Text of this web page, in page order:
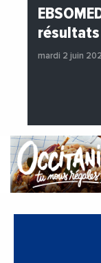
#BuzzNews
#Entreprises
mardi 2 juin